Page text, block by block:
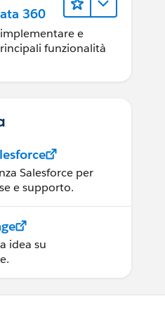
360
e
funzionalità
Salesforce per
e supporto.
idea su